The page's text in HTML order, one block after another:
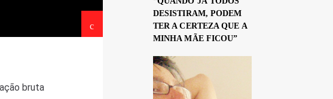
bruta
DESISTIRAM, PODEM
TER A CERTEZA QUE A
MINHA MÃE FICOU”